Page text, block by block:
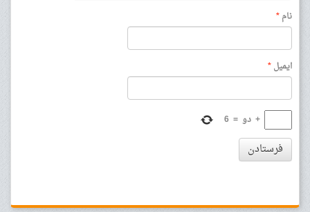
نام*
ایمیل*
+ دو =
6
فرستادن